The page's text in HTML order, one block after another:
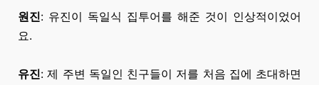
원진: 유진이 독일식 집투어를 해준 것이 인상적이었어
요.
유진: 제 주변 독일인 친구들이 저를 처음 집에 초대하면